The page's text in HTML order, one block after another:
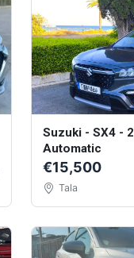
Suzuki - SX4 -
Automatic
€15,500
Tala